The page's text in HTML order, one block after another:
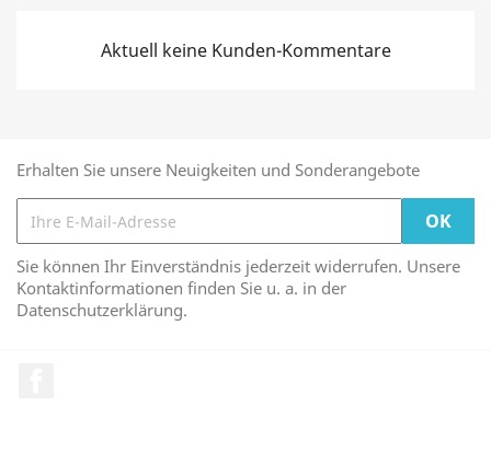
Aktuell keine Kunden-Kommentare
Erhalten Sie unsere Neuigkeiten und Sonderangebote
Sie können Ihr Einverständnis jederzeit widerrufen. Unsere
Kontaktinformationen finden Sie u. a. in der
Datenschutzerklärung.